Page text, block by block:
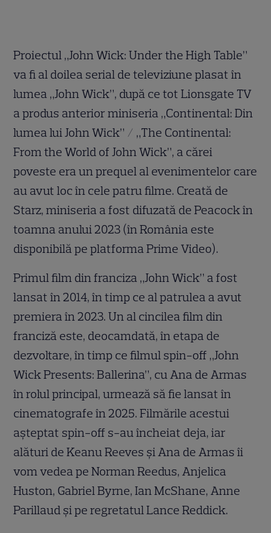
Proiectul „John Wick: Under the High Table”
va fi al doilea serial de televiziune plasat în
lumea „John Wick”, după ce tot Lionsgate TV
a produs anterior miniseria „Continental: Din
lumea lui John Wick” / „The Continental:
From the World of John Wick”, a cărei
poveste era un prequel al evenimentelor care
au avut loc în cele patru filme. Creată de
Starz, miniseria a fost difuzată de Peacock în
toamna anului 2023 (în România este
disponibilă pe platforma Prime Video).
Primul film din franciza „John Wick” a fost
lansat în 2014, în timp ce al patrulea a avut
premiera în 2023. Un al cincilea film din
franciză este, deocamdată, în etapa de
dezvoltare, în timp ce filmul spin-off „John
Wick Presents: Ballerina”, cu Ana de Armas
în rolul principal, urmează să fie lansat în
cinematografe în 2025. Filmările acestui
așteptat spin-off s-au încheiat deja, iar
alături de Keanu Reeves și Ana de Armas îi
vom vedea pe Norman Reedus, Anjelica
Huston, Gabriel Byrne, Ian McShane, Anne
Parillaud și pe regretatul Lance Reddick.